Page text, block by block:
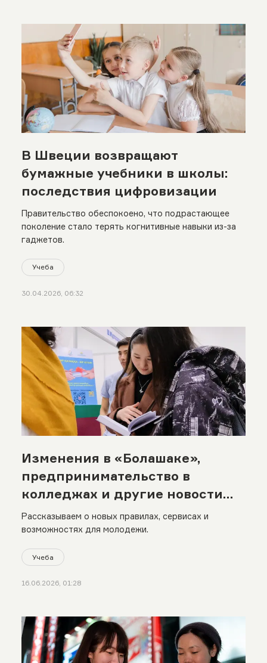
В Швеции возвращают
бумажные учебники в школы:
последствия цифровизации
Правительство обеспокоено, что подрастающее
поколение стало терять когнитивные навыки из-за
гаджетов.
Учеба
30.04.2026, 06:32
Изменения в «Болашаке»,
предпринимательство в
колледжах и другие новости
недели
Рассказываем о новых правилах, сервисах и
возможностях для молодежи.
Учеба
16.06.2026, 01:28